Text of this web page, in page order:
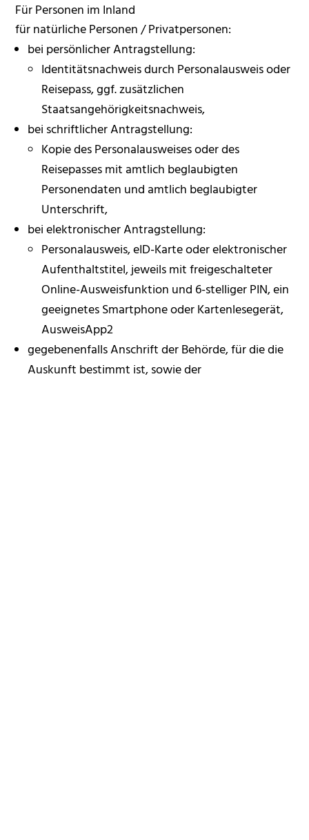
Für Personen im Inland
für natürliche Personen / Privatpersonen:
bei persönlicher Antragstellung:
Identitätsnachweis durch Personalausweis oder
Reisepass, ggf. zusätzlichen
Staatsangehörigkeitsnachweis,
bei schriftlicher Antragstellung:
Kopie des Personalausweises oder des
Reisepasses mit amtlich beglaubigten
Personendaten und amtlich beglaubigter
Unterschrift,
bei elektronischer Antragstellung:
Personalausweis, eID-Karte oder elektronischer
Aufenthaltstitel, jeweils mit freigeschalteter
Online-Ausweisfunktion und 6-stelliger PIN, ein
geeignetes Smartphone oder Kartenlesegerät,
AusweisApp2
gegebenenfalls Anschrift der Behörde, für die die
Auskunft bestimmt ist, sowie der